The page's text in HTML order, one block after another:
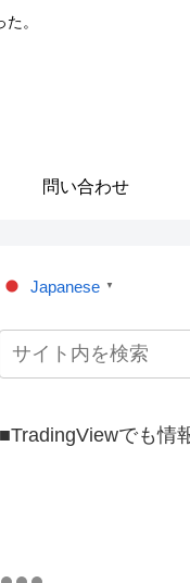
。
問い合わせ
Japanese ▼
■TradingViewでも情